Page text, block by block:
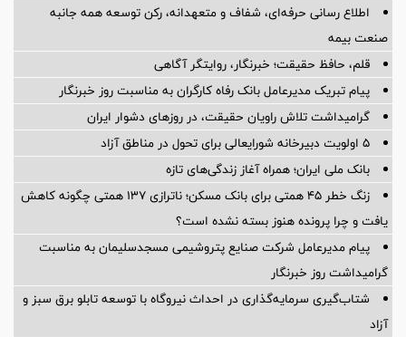
اطلاع رسانی حرفه‌ای، شفاف و متعهدانه، رکن توسعه همه جانبه
صنعت بیمه
قلم، حافظ حقیقت؛ خبرنگار، روایتگر آگاهی
پیام تبریک مدیرعامل بانک رفاه کارگران به مناسبت روز خبرنگار
گرامیداشت تلاش راویان حقیقت، در روزهای دشوار ایران
5 اولویت دبیرخانه شورایعالی برای تحول در مناطق آزاد
بانک ملی ایران؛ همراه آغاز زندگی‌های تازه
زنگ خطر ۴۵ همتی برای بانک مسکن؛ ناترازی ۱۳۷ همتی چگونه کاهش
یافت و چرا پرونده هنوز بسته نشده است؟
پیام مدیرعامل شركت صنایع پتروشیمی مسجدسلیمان به مناسبت
گرامیداشت روز خبرنگار
شتاب‌گیری سرمایه‌گذاری در احداث نیروگاه با توسعه تابلو برق سبز و
آزاد